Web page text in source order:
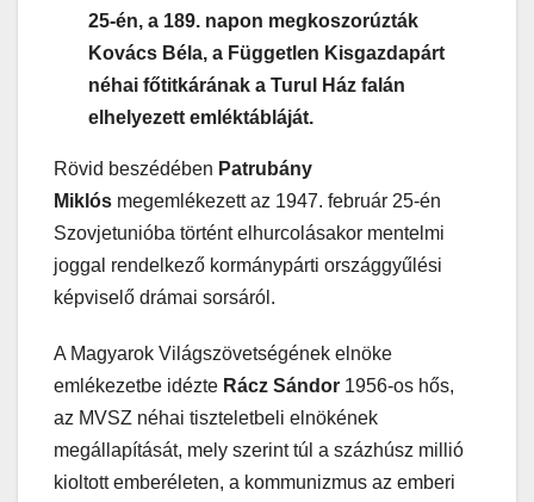
25-én, a 189. napon megkoszorúzták
Kovács Béla, a Független Kisgazdapárt
néhai főtitkárának a Turul Ház falán
elhelyezett emléktábláját.
Rövid beszédében Patrubány
Miklós megemlékezett az 1947. február 25-én
Szovjetunióba történt elhurcolásakor mentelmi
joggal rendelkező kormánypárti országgyűlési
képviselő drámai sorsáról.
A Magyarok Világszövetségének elnöke
emlékezetbe idézte Rácz Sándor 1956-os hős,
az MVSZ néhai tiszteletbeli elnökének
megállapítását, mely szerint túl a százhúsz millió
kioltott emberéleten, a kommunizmus az emberi